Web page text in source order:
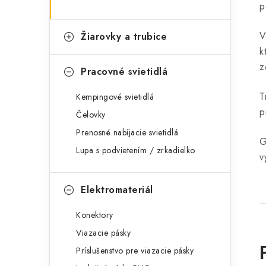
Žiarovky a trubice
Pracovné svietidlá
Kempingové svietidlá
Čelovky
Prenosné nabíjacie svietidlá
Lupa s podvietením / zrkadielko
Elektromateriál
Konektory
Viazacie pásky
Príslušenstvo pre viazacie pásky